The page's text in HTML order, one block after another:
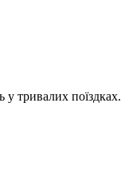
у тривалих поїздках.